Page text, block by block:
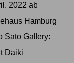
2022 ab
Hamburg
Sato Gallery:
Daiki